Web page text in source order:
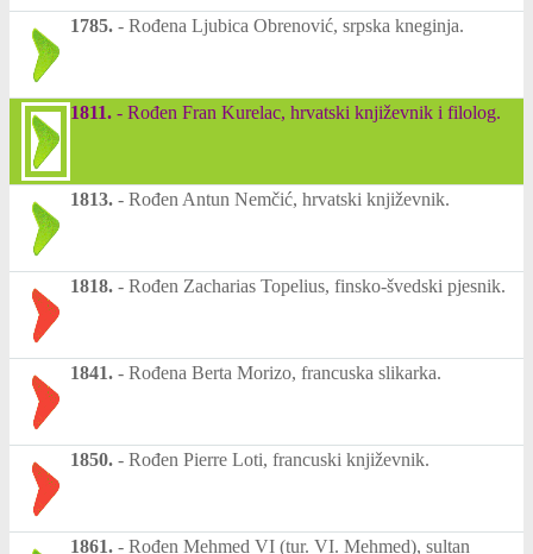
1785. - Rođena Ljubica Obrenović, srpska kneginja.
1811. - Rođen Fran Kurelac, hrvatski književnik i filolog.
1813. - Rođen Antun Nemčić, hrvatski književnik.
1818. - Rođen Zacharias Topelius, finsko-švedski pjesnik.
1841. - Rođena Berta Morizo, francuska slikarka.
1850. - Rođen Pierre Loti, francuski književnik.
1861. - Rođen Mehmed VI (tur. VI. Mehmed), sultan